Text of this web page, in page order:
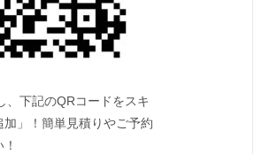
、下記のQRコードをスキ
加」！簡単見積りやご予約